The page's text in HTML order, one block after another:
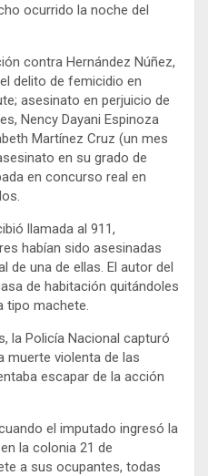
ocurrido la noche del
contra Hernández Núñez,
delito de femicidio en
asesinato en perjuicio de
Nency Dayani Espinoza
Martínez Cruz (un mes
en su grado de
en concurso real en
llamada al 911,
habían sido asesinadas
de una de ellas. El autor del
de habitación quitándoles
tipo machete.
la Policía Nacional capturó
muerte violenta de las
escapar de la acción
el imputado ingresó la
la colonia 21 de
a sus ocupantes, todas